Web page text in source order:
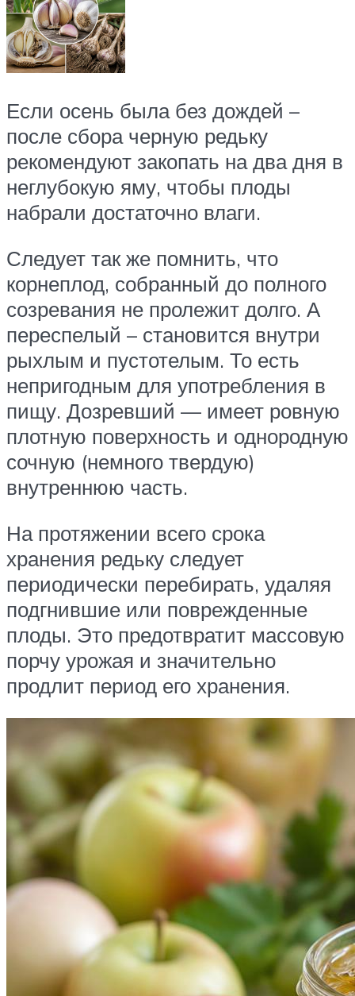
Если осень была без дождей –
после сбора черную редьку
рекомендуют закопать на два дня в
неглубокую яму, чтобы плоды
набрали достаточно влаги.
Следует так же помнить, что
корнеплод, собранный до полного
созревания не пролежит долго. А
переспелый – становится внутри
рыхлым и пустотелым. То есть
непригодным для употребления в
пищу. Дозревший — имеет ровную
плотную поверхность и однородную
сочную (немного твердую)
внутреннюю часть.
На протяжении всего срока
хранения редьку следует
периодически перебирать, удаляя
подгнившие или поврежденные
плоды. Это предотвратит массовую
порчу урожая и значительно
продлит период его хранения.